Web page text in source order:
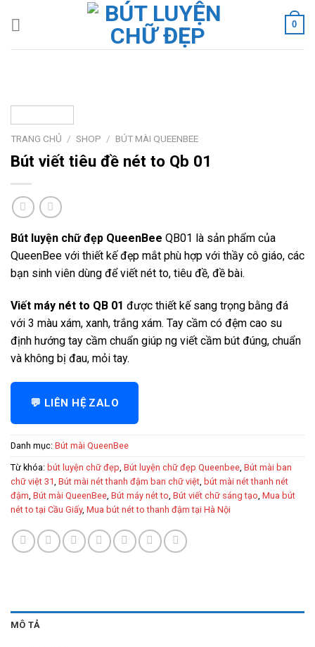
0
TRANG CHỦ / SHOP / BÚT MÀI QUEENBEE
Bút viết tiêu đề nét to Qb 01
Bút luyện chữ đẹp QueenBee QB01 là sản phẩm của
QueenBee với thiết kế đẹp mắt phù hợp với thầy cô giáo, các
bạn sinh viên dùng để viết nét to, tiêu đề, đề bài.
Viết máy nét to QB 01 được thiết kế sang trọng bằng đá
với 3 màu xám, xanh, trắng xám. Tay cầm có đệm cao su
định hướng tay cầm chuẩn giúp ng viết cầm bút đúng, chuẩn
và không bị đau, mỏi tay.
💬 LIÊN HỆ ZALO
Danh mục: Bút mài QueenBee
Từ khóa: bút luyện chữ đẹp, Bút luyện chữ đẹp Queenbee, Bút mài ban
chữ việt 31, Bút mài nét thanh đậm ban chữ việt, bút mài nét thanh nét
đậm, Bút mài QueenBee, Bút máy nét to, Bút viết chữ sáng tạo, Mua bút
nét to tại Cầu Giấy, Mua bút nét to thanh đậm tại Hà Nội
MÔ TẢ